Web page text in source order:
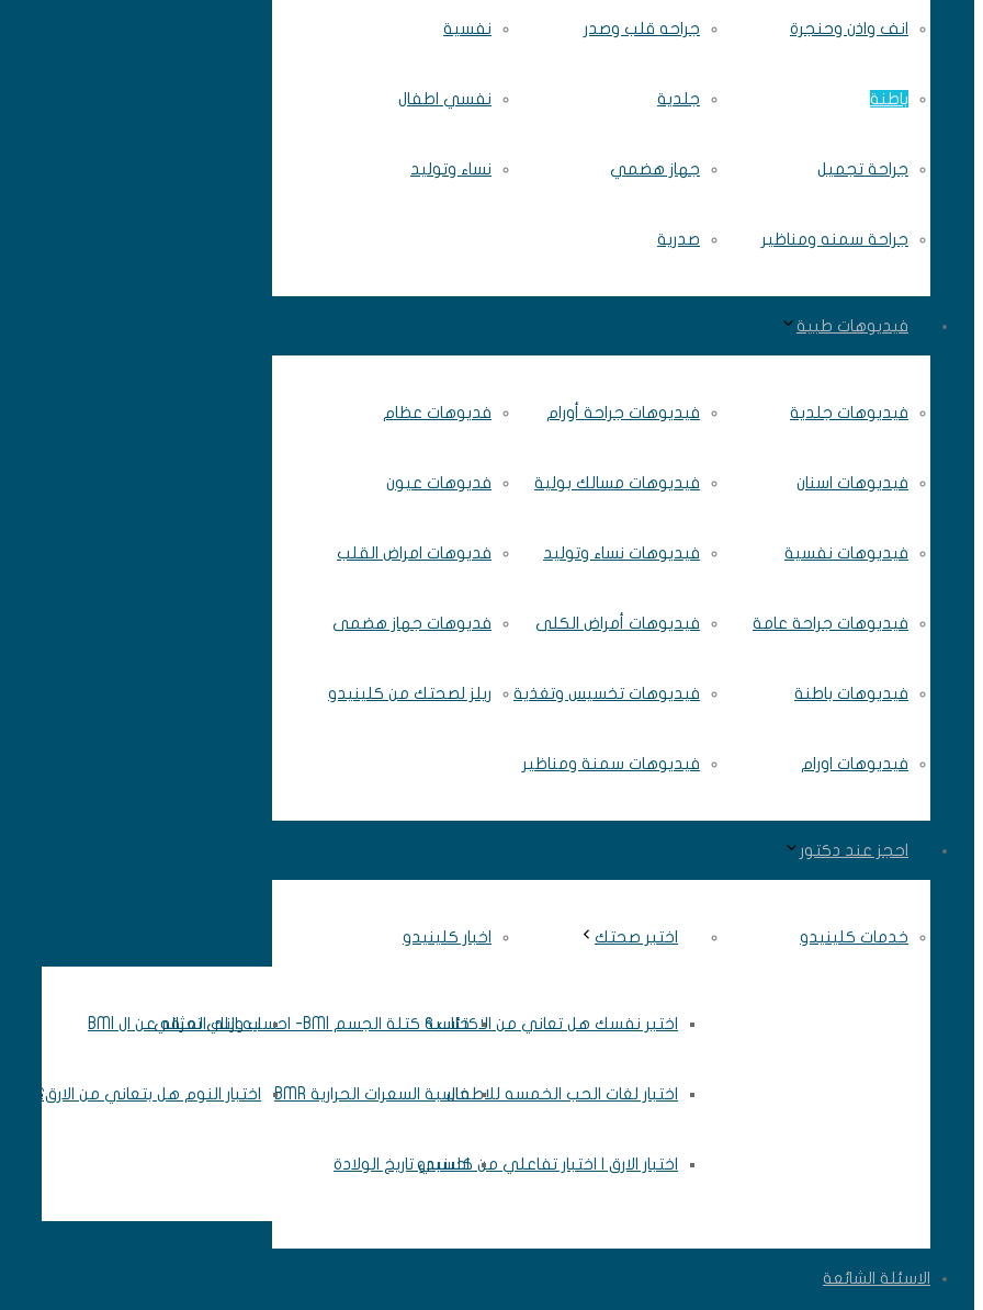
انف واذن وحنجرة
باطنة
جراحة تجميل
جراحة سمنه ومناظير
جراحه قلب وصدر
جلدية
جهاز هضمي
صدرية
نفسية
نفسي اطفال
نساء وتوليد
فيديوهات طبية
فيديوهات جلدية
فيديوهات اسنان
فيديوهات نفسية
فيديوهات جراحة عامة
فيديوهات باطنة
فيديوهات اورام
فيديوهات جراحة أورام
فيديوهات مسالك بولية
فيديوهات نساء وتوليد
فيديوهات أمراض الكلى
فيديوهات تخسيس وتغذية
فيديوهات سمنة ومناظير
فديوهات عظام
فديوهات عيون
فديوهات امراض القلب
فديوهات جهاز هضمى
ريلز لصحتك من كلينيدو
احجز عند دكتور
خدمات كلينيدو اختبر صحتك
اختبر نفسك هل تعاني من الاكتئاب ؟
اختبار لغات الحب الخمسه للاطفال
اختبار الارق | اختبار تفاعلي من كلينيدو
حاسبة كتلة الجسم BMI- احسب وزنك المثالي
حاسبة السعرات الحرارية BMR
احسبي تاريخ الولادة
ايه اللي تعرفه عن ال BMI
اختبار النوم هل بتعاني من الارق؟
اخبار كلينيدو
الاسئلة الشائعة